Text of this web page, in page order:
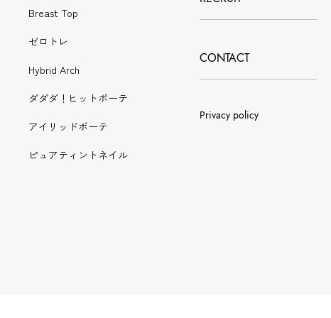
Breast Top
ゼロトレ
Hybrid Arch
ダダダ！ヒットボーテ
アイリッドボーテ
ピュアティントネイル
CONTACT
Privacy policy